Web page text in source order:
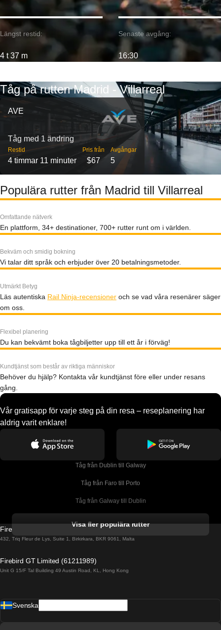
Längst restid:
4 t 37 m
Senaste avgång:
16:30
Tåg på rutten Madrid - Villarreal
AVE
Tåg med 1 ändring
Restid
4 timmar 11 minuter
Pris från
$67
Avgångar
5
Populära rutter från Madrid till Villarreal
Omfattande nätverk
En plattform, 34+ destinationer, 700+ rutter runt om i världen.
Bekväm och smidig bokning
Vi talar ditt språk och erbjuder över 20 betalningsmetoder.
Utmärkt Betyg
Läs autentiska Rail Ninja-recensioner och se vad våra resenärer säger
om oss.
Flexibel planering
Du kan bekvämt boka tågbiljetter upp till ett år i förväg!
Kundtjänst som består av riktiga människor
Behöver du hjälp? Kontakta vår kundtjänst före eller under resans
gång.
Vår gratisapp för varje steg på din resa – reseplanering har
aldrig varit enklare!
Tåg från Dublin till Galway
Tåg från Faro till Porto
Tåg från Galway till Dublin
Tåg från Porto till Faro
Tåg från Barcelona till Madrid
Visa fler populära rutter
Firebird GT Limited (OC 1451)
432, Triq Fleur de Lys, Suite 1, Birkirkara, BKR 9061, Malta
Firebird GT Limited (61211989)
Unit G 15/F Tal Building 49 Austin Road, KL, Hong Kong
Svenska